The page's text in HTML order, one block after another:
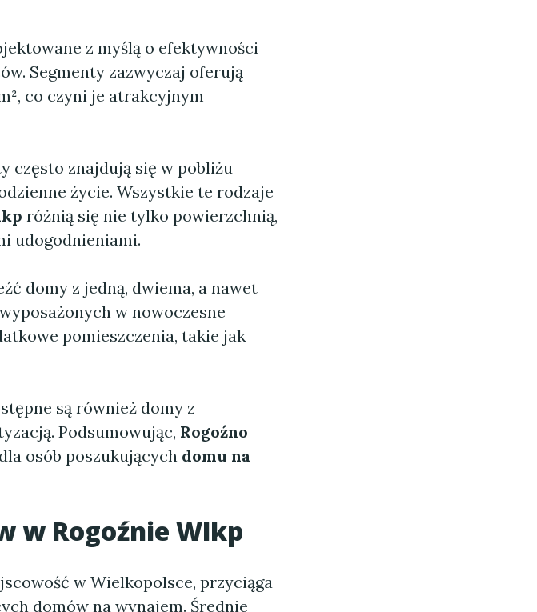
z myślą o efektywności
Segmenty zazwyczaj oferują
co czyni je atrakcyjnym
często znajdują się w pobliżu
życie. Wszystkie te rodzaje
różnią się nie tylko powierzchnią,
udogodnieniami.
domy z jedną, dwiema, a nawet
w nowoczesne
pomieszczenia, takie jak
są również domy z
Podsumowując, Rogoźno
osób poszukujących domu na
w Rogoźnie Wlkp
w Wielkopolsce, przyciąga
domów na wynajem. Średnie